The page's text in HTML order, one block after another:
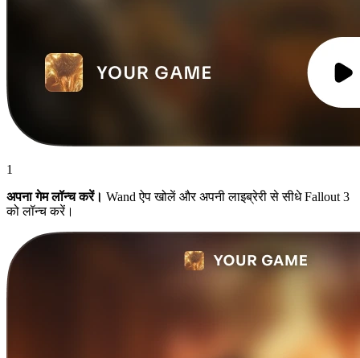
1
अपना गेम लॉन्च करें। Wand ऐप खोलें और अपनी लाइब्रेरी से सीधे Fallout 3
को लॉन्च करें।